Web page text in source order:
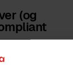
(og